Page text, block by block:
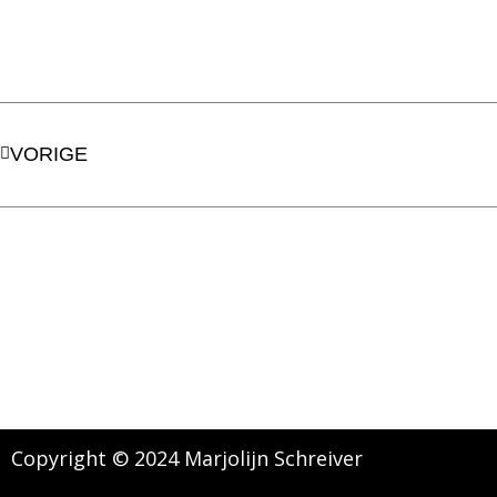
VORIGE
Copyright © 2024 Marjolijn Schreiver